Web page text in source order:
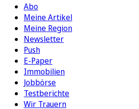
Abo
Meine Artikel
Meine Region
Newsletter
Push
E-Paper
Immobilien
Jobbörse
Testberichte
Wir Trauern